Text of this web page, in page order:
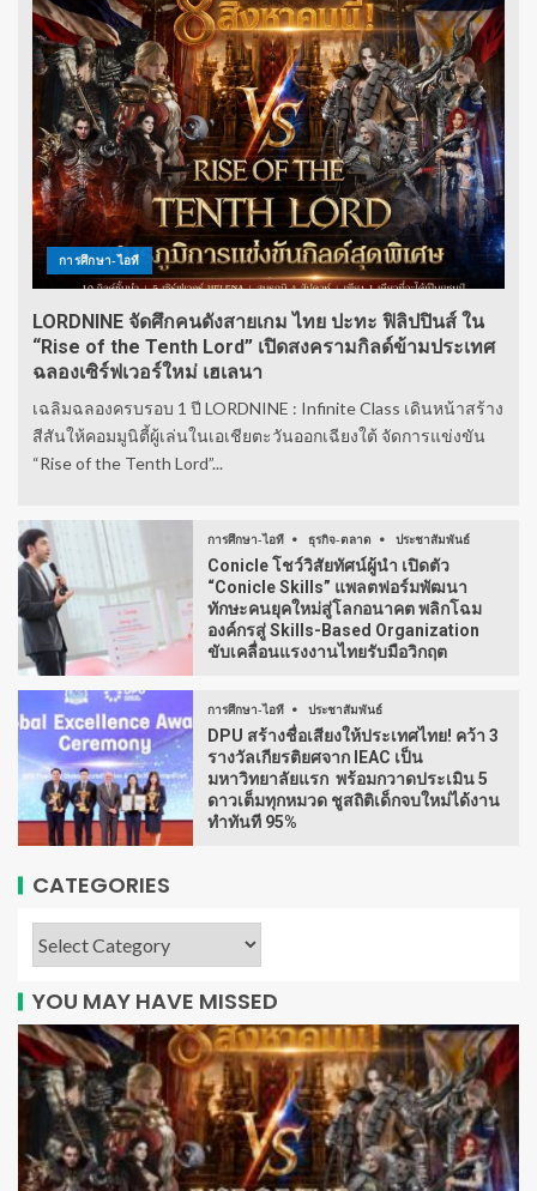
การศึกษา-ไอที
LORDNINE จัดศึกคนดังสายเกม ไทย ปะทะ ฟิลิปปินส์ ใน
“Rise of the Tenth Lord” เปิดสงครามกิลด์ข้ามประเทศ
ฉลองเซิร์ฟเวอร์ใหม่ เฮเลนา
เฉลิมฉลองครบรอบ 1 ปี LORDNINE : Infinite Class เดินหน้าสร้าง
สีสันให้คอมมูนิตี้ผู้เล่นในเอเชียตะวันออกเฉียงใต้ จัดการแข่งขัน
“Rise of the Tenth Lord”...
การศึกษา-ไอที ธุรกิจ-ตลาด ประชาสัมพันธ์
Conicle โชว์วิสัยทัศน์ผู้นำ เปิดตัว
“Conicle Skills” แพลตฟอร์มพัฒนา
ทักษะคนยุคใหม่สู่โลกอนาคต พลิกโฉม
องค์กรสู่ Skills-Based Organization
ขับเคลื่อนแรงงานไทยรับมือวิกฤต
การศึกษา-ไอที ประชาสัมพันธ์
DPU สร้างชื่อเสียงให้ประเทศไทย! คว้า 3
รางวัลเกียรติยศจาก IEAC เป็น
มหาวิทยาลัยแรก พร้อมกวาดประเมิน 5
ดาวเต็มทุกหมวด ชูสถิติเด็กจบใหม่ได้งาน
ทำทันที 95%
CATEGORIES
YOU MAY HAVE MISSED